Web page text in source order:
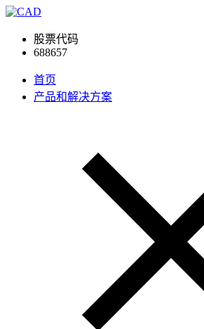
股票代码
688657
首页
产品和解决方案